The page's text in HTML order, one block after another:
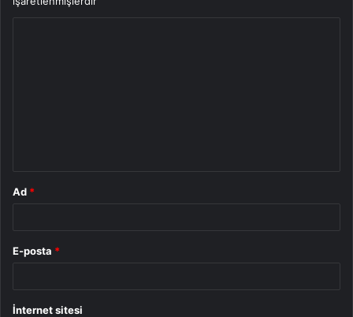
Ad *
E-posta *
İnternet sitesi